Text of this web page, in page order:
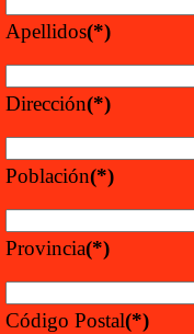
Apellidos(*)
Dirección(*)
Población(*)
Provincia(*)
Código Postal(*)